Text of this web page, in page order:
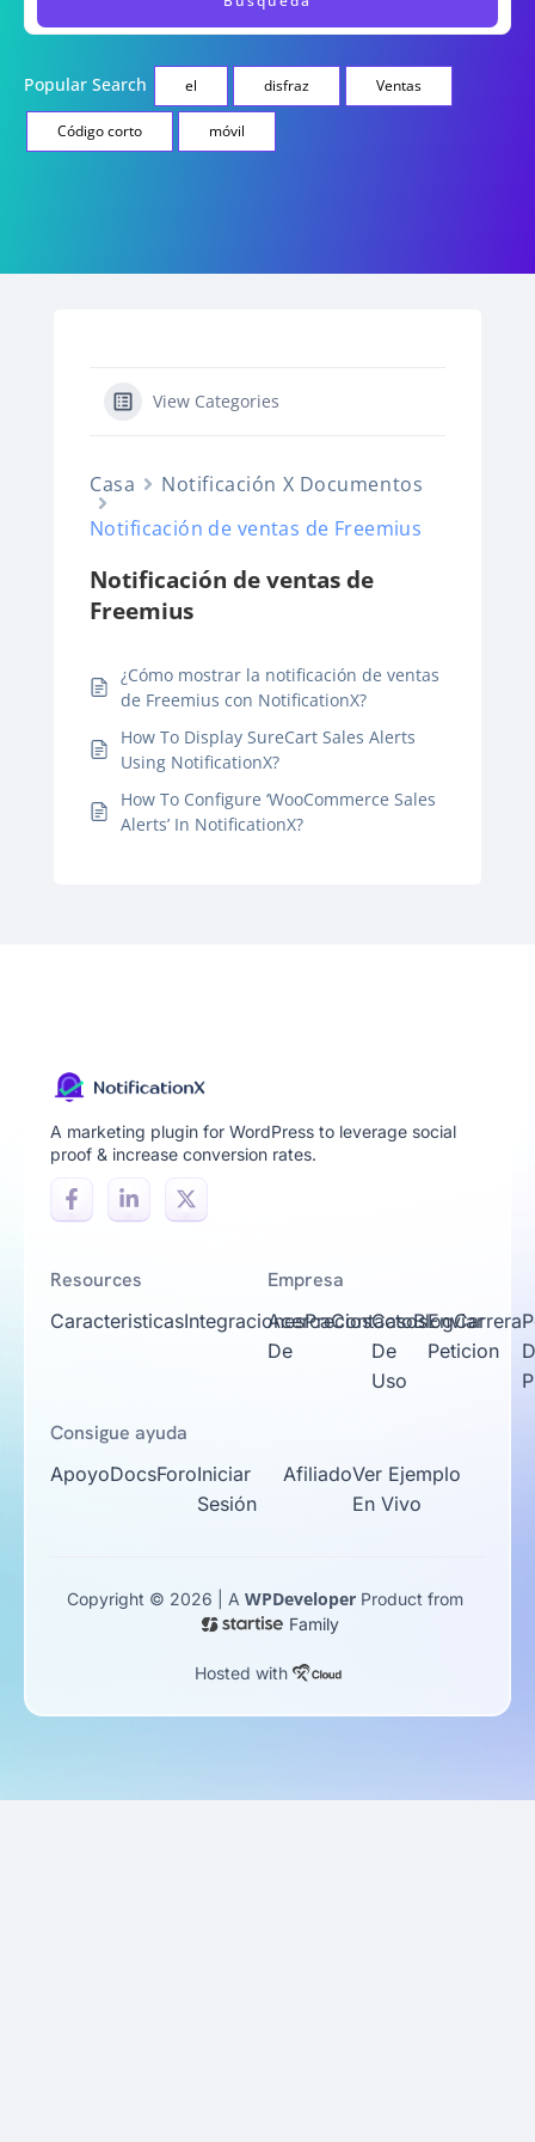
Popular Search el disfraz Ventas
Código corto móvil
View Categories
Casa
Notificación X Documentos
Notificación de ventas de Freemius
Notificación de ventas de
Freemius
¿Cómo mostrar la notificación de ventas
de Freemius con NotificationX?
How To Display SureCart Sales Alerts
Using NotificationX?
How To Configure ‘WooCommerce Sales
Alerts’ In NotificationX?
A marketing plugin for WordPress to leverage social
proof & increase conversion rates.
Resources
CaracteristicasIntegracionesPreciosCasos
De
Uso
Enviar
Peticion
Empresa
Acerca
De
ContactoBlogCarrera
Consigue ayuda
ApoyoDocsForoIniciar
Sesión
AfiliadoVer Ejemplo
En Vivo
Copyright © 2026 | A WPDeveloper Product from
Family
Hosted with